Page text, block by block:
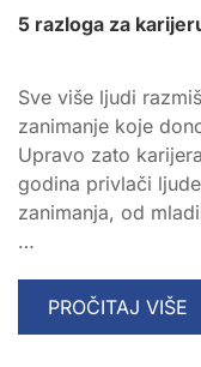
5 razloga za
Sve više ljudi
zanimanje koje
Upravo zato
godina privlači
zanimanja, od
…
READ
MORE
PROČITAJ VIŠE